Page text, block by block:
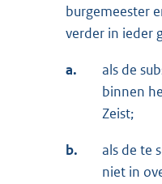
burgemeester
verder in ieder
a.
als de
binnen
Zeist;
b.
als de te
niet in